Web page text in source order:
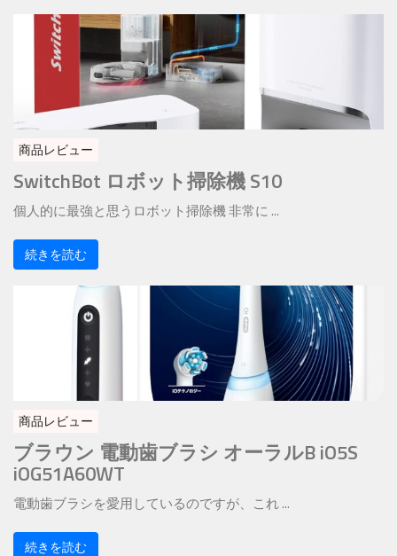
商品レビュー
SwitchBot ロボット掃除機 S10
個人的に最強と思うロボット掃除機 非常に ...
続きを読む
商品レビュー
ブラウン 電動歯ブラシ オーラルB iO5S
iOG51A60WT
電動歯ブラシを愛用しているのですが、これ ...
続きを読む